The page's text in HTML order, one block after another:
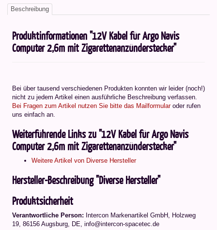
Beschreibung
Produktinformationen "12V Kabel für Argo Navis
Computer 2,6m mit Zigarettenanzünderstecker"
Bei über tausend verschiedenen Produkten konnten wir leider (noch!)
nicht zu jedem Artikel einen ausführliche Beschreibung verfassen.
Bei Fragen zum Artikel nutzen Sie bitte das Mailformularoder rufen
uns einfach an.
Weiterführende Links zu "12V Kabel für Argo Navis
Computer 2,6m mit Zigarettenanzünderstecker"
Weitere Artikel von Diverse Hersteller
Hersteller-Beschreibung "Diverse Hersteller"
Produktsicherheit
Verantwortliche Person: Intercon Markenartikel GmbH, Holzweg
19, 86156 Augsburg, DE, info@intercon-spacetec.de